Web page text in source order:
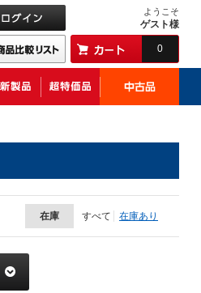
ようこそ
ゲスト様
0
在庫 すべて 在庫あり